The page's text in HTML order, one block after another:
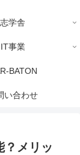
志学舎
IT事業
BATON
い合わせ
？メリッ